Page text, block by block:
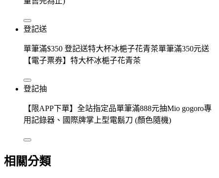
登記送
單筆滿$350 登記送特大杯冰梔子花青茶單筆滿350元送
【電子票券】特大杯冰梔子花青茶
登記抽
【限APP下單】全站指定品單筆滿888元抽Mio gogoro專
用記錄器、國際牌掌上型電鬍刀 (顏色隨機)
相關分類